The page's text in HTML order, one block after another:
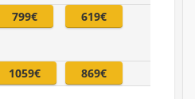
799€ 619€
1059€ 869€